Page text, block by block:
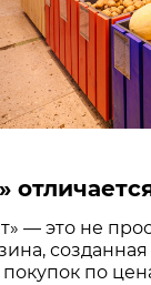
— это не
по